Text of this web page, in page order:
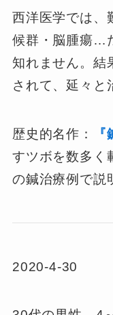
西洋医学では、
候群・脳腫瘍…
知れません。結
されて、延々と
歴史的名作：
すツボを数多く
の鍼治療例で説
2020-4-30